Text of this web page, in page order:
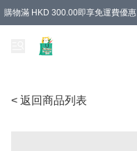
購物滿 HKD 300.00即享免運費優
< 返回商品列表